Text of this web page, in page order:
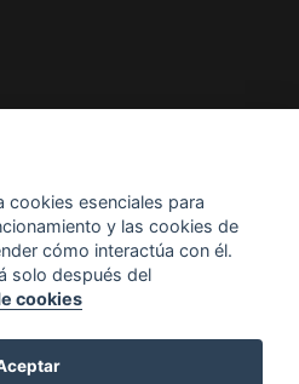
cookies esenciales para
y las cookies de
cómo interactúa con él.
solo después del
cookies